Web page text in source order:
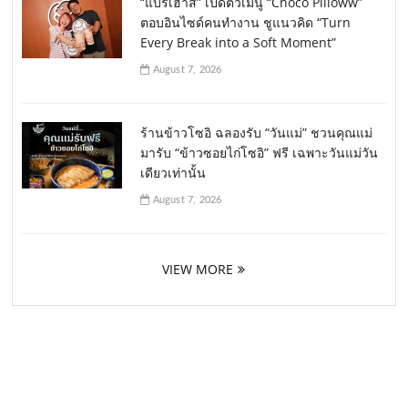
ตอบอินไซด์คนทำงาน ชูแนวคิด “Turn
Every Break into a Soft Moment”
August 7, 2026
ร้านข้าวโซอิ ฉลองรับ “วันแม่” ชวนคุณแม่
มารับ “ข้าวซอยไก่โซอิ” ฟรี เฉพาะวันแม่วัน
เดียวเท่านั้น
August 7, 2026
VIEW MORE